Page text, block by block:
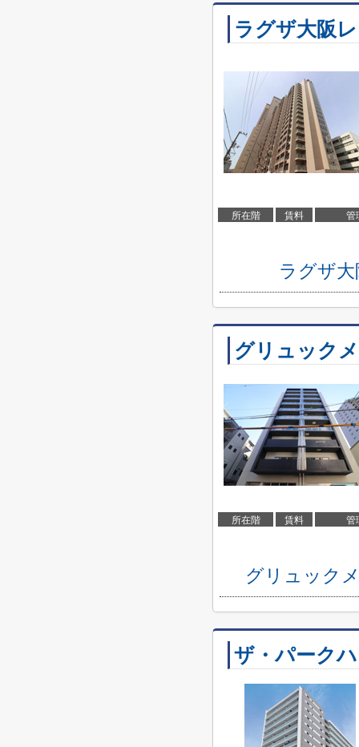
ラグザ大阪
所在階 賃料 管
ラグザ
グリュック
所在階 賃料 管
グリュック
ザ・パーク